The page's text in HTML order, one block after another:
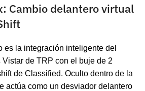
Cambio delantero virtual
es la integración inteligente del
de TRP con el buje de 2
de Classified. Oculto dentro de la
actúa como un desviador delantero